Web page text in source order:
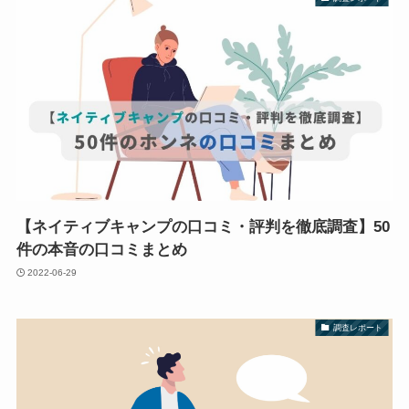
【ネイティブキャンプの口コミ・評判を徹底調査】50
件の本音の口コミまとめ
2022-06-29
調査レポート